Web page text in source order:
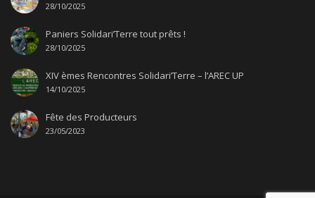
28/10/2025
Paniers Solidari’Terre tout prêts !
28/10/2025
XIV èmes Rencontres Solidari’Terre – l’AREC UP
14/10/2025
Fête des Producteurs
23/05/2023